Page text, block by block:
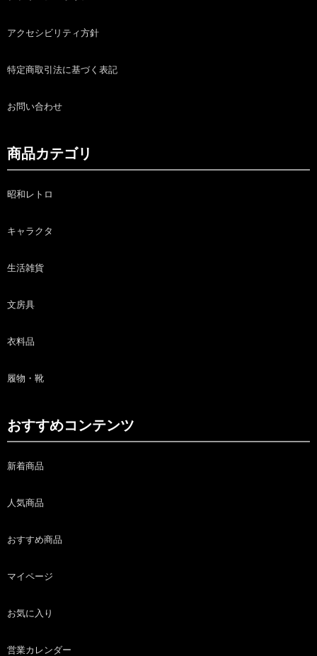
アクセシビリティ方針
特定商取引法に基づく表記
お問い合わせ
商品カテゴリ
昭和レトロ
キャラクタ
生活雑貨
文房具
衣料品
履物・靴
おすすめコンテンツ
新着商品
人気商品
おすすめ商品
マイページ
お気に入り
営業カレンダー